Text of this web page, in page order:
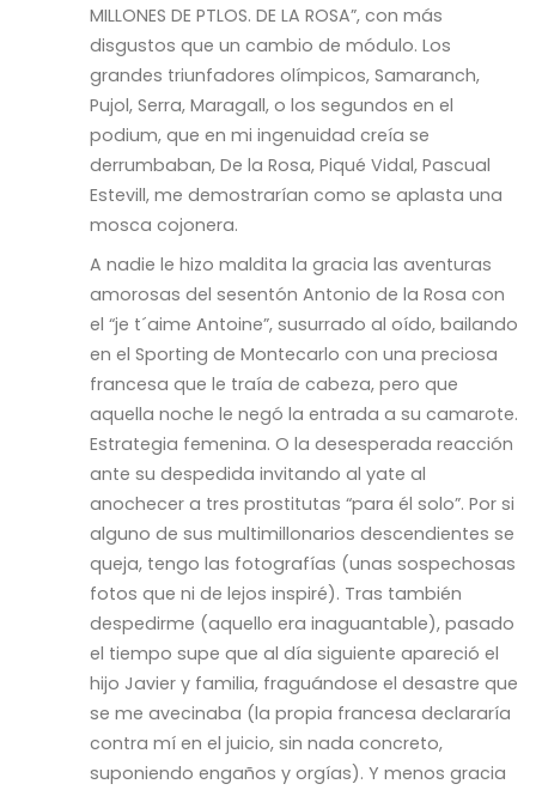
MILLONES DE PTLOS. DE LA ROSA”, con más
disgustos que un cambio de módulo. Los
grandes triunfadores olímpicos, Samaranch,
Pujol, Serra, Maragall, o los segundos en el
podium, que en mi ingenuidad creía se
derrumbaban, De la Rosa, Piqué Vidal, Pascual
Estevill, me demostrarían como se aplasta una
mosca cojonera.
A nadie le hizo maldita la gracia las aventuras
amorosas del sesentón Antonio de la Rosa con
el “je t´aime Antoine”, susurrado al oído, bailando
en el Sporting de Montecarlo con una preciosa
francesa que le traía de cabeza, pero que
aquella noche le negó la entrada a su camarote.
Estrategia femenina. O la desesperada reacción
ante su despedida invitando al yate al
anochecer a tres prostitutas “para él solo”. Por si
alguno de sus multimillonarios descendientes se
queja, tengo las fotografías (unas sospechosas
fotos que ni de lejos inspiré). Tras también
despedirme (aquello era inaguantable), pasado
el tiempo supe que al día siguiente apareció el
hijo Javier y familia, fraguándose el desastre que
se me avecinaba (la propia francesa declararía
contra mí en el juicio, sin nada concreto,
suponiendo engaños y orgías). Y menos gracia